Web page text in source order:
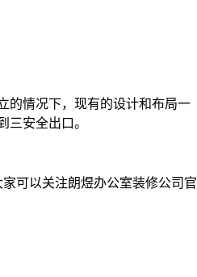
情况下，现有的设计和布局一
安全出口。
可以关注朗煜办公室装修公司官